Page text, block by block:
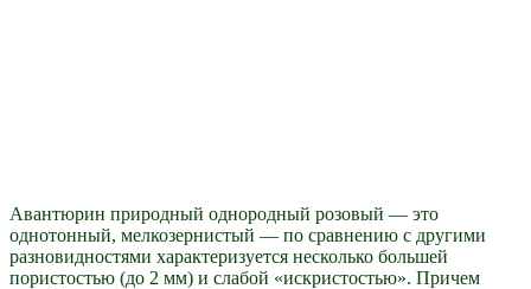
Авантюрин природный однородный розовый — это
однотонный, мелкозернистый — по сравнению с другими
разновидностями характеризуется несколько большей
пористостью (до 2 мм) и слабой «искристостью». Причем